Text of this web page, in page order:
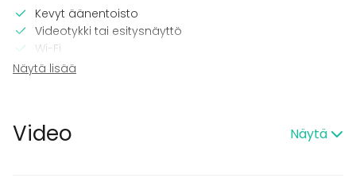
Kevyt äänentoisto
Videotykki tai esitysnäyttö
Wi-Fi
Tulostin
Keittiö asiakkaan käytössä
Muistiinpanovälineet
Näytä lisää
Video Näytä